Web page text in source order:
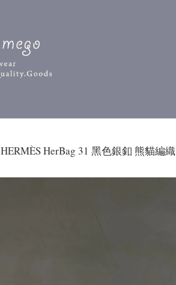
HERMÈS HerBag 31 黑色銀釦 熊貓編織